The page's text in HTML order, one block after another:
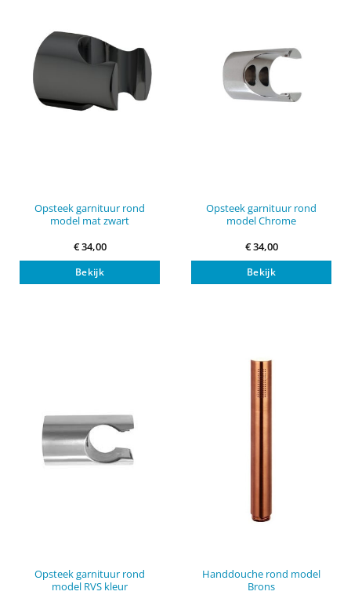
Opsteek garnituur rond
model mat zwart
€34,00
Bekijk
Opsteek garnituur rond
model Chrome
€34,00
Bekijk
Opsteek garnituur rond
model RVS kleur
Handdouche rond model
Brons